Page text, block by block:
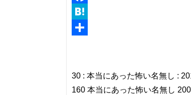
Facebook
Hatena
30 : 本当にあった怖い名無し :
160 本当にあった怖い名無し